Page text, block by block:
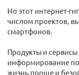
Но этот интернет-
числом проектов,
смартфонов.
Продукты и
информирование
жизнь проще и